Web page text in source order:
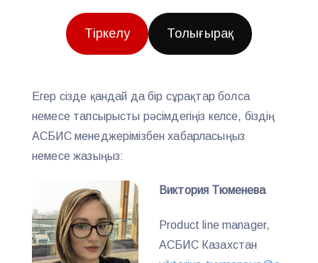
Тіркелу Толығырақ
Егер сізде қандай да бір сұрақтар болса
немесе тапсырысты рәсімдегіңіз келсе, біздің
АСБИС менеджерімізбен хабарласыңыз
немесе жазыңыз:
Виктория Тюменева
Product line manager,
АСБИС Казахстан